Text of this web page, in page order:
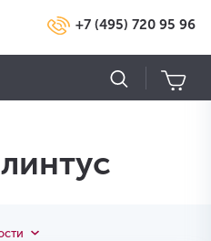
+7 (495) 720 95 96